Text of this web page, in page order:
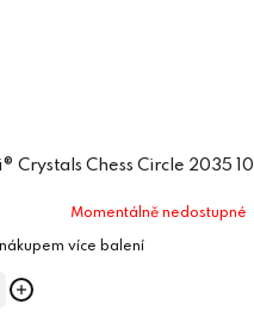
Crystals Chess Circle 2035
Momentálně nedostupné